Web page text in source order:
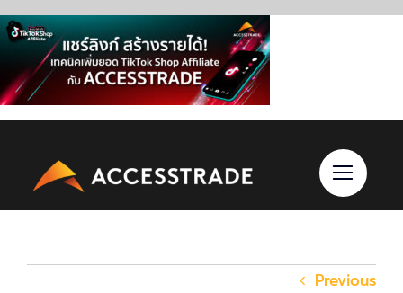
Skip
to
content
Previous